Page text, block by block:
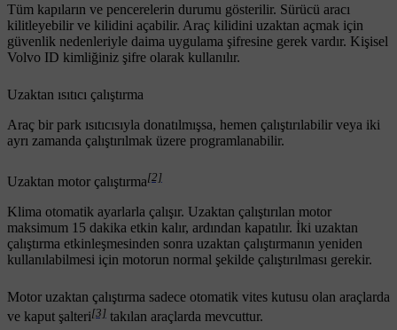
Tüm kapıların ve pencerelerin durumu gösterilir. Sürücü aracı
kilitleyebilir ve kilidini açabilir. Araç kilidini uzaktan açmak için
güvenlik nedenleriyle daima uygulama şifresine gerek vardır. Kişisel
Volvo ID kimliğiniz şifre olarak kullanılır.
Uzaktan ısıtıcı çalıştırma
Araç bir park ısıtıcısıyla donatılmışsa, hemen çalıştırılabilir veya iki
ayrı zamanda çalıştırılmak üzere programlanabilir.
Uzaktan motor çalıştırma[2]
Klima otomatik ayarlarla çalışır. Uzaktan çalıştırılan motor
maksimum 15 dakika etkin kalır, ardından kapatılır. İki uzaktan
çalıştırma etkinleşmesinden sonra uzaktan çalıştırmanın yeniden
kullanılabilmesi için motorun normal şekilde çalıştırılması gerekir.
Motor uzaktan çalıştırma sadece otomatik vites kutusu olan araçlarda
ve kaput şalteri[3] takılan araçlarda mevcuttur.